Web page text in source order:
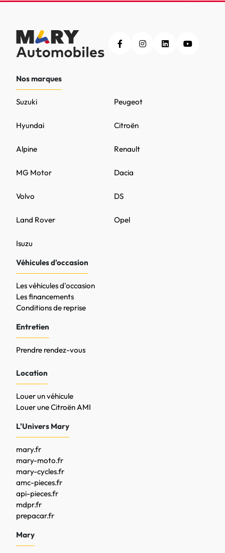
Nos marques
Peugeot
DS
MG Motor
Citroën
Opel
Volvo
Renault
Hyundai
Land Rover
Dacia
Alpine
Isuzu
Suzuki
Véhicules d'occasion
Les véhicules d'occasion
Les financements
Conditions de reprise
Entretien
Prendre rendez-vous
Location
Louer un véhicule
Louer une Citroën AMI
L'Univers Mary
mary.fr
mary-moto.fr
mary-cycles.fr
amc-pieces.fr
api-pieces.fr
mdpr.fr
prepacar.fr
Mary